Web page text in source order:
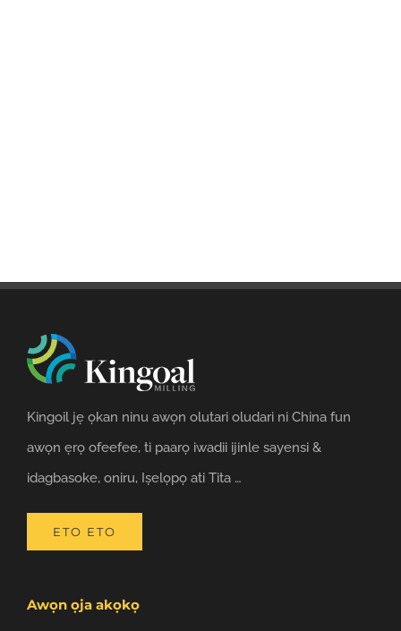
Kingoil jẹ ọkan ninu awọn olutari oludari ni China fun
awọn ẹrọ ofeefee, ti paarọ iwadii ijinle sayensi &
idagbasoke, oniru, Iṣelọpọ ati Tita …
ETO ETO
Awọn ọja akọkọ